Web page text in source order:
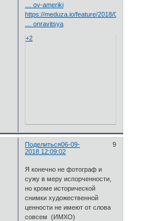
… ov-ameriki
https://meduza.io/feature/2018/09/05/ya
… onravitsya
+2
Поделиться 9
06-09-
2018 12:09:02
Я конечно не фотограф и
сужу в меру испорченности,
но кроме исторической
снимки художественной
ценности не имеют от слова
совсем (ИМХО)